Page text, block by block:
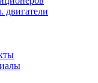
двигатели